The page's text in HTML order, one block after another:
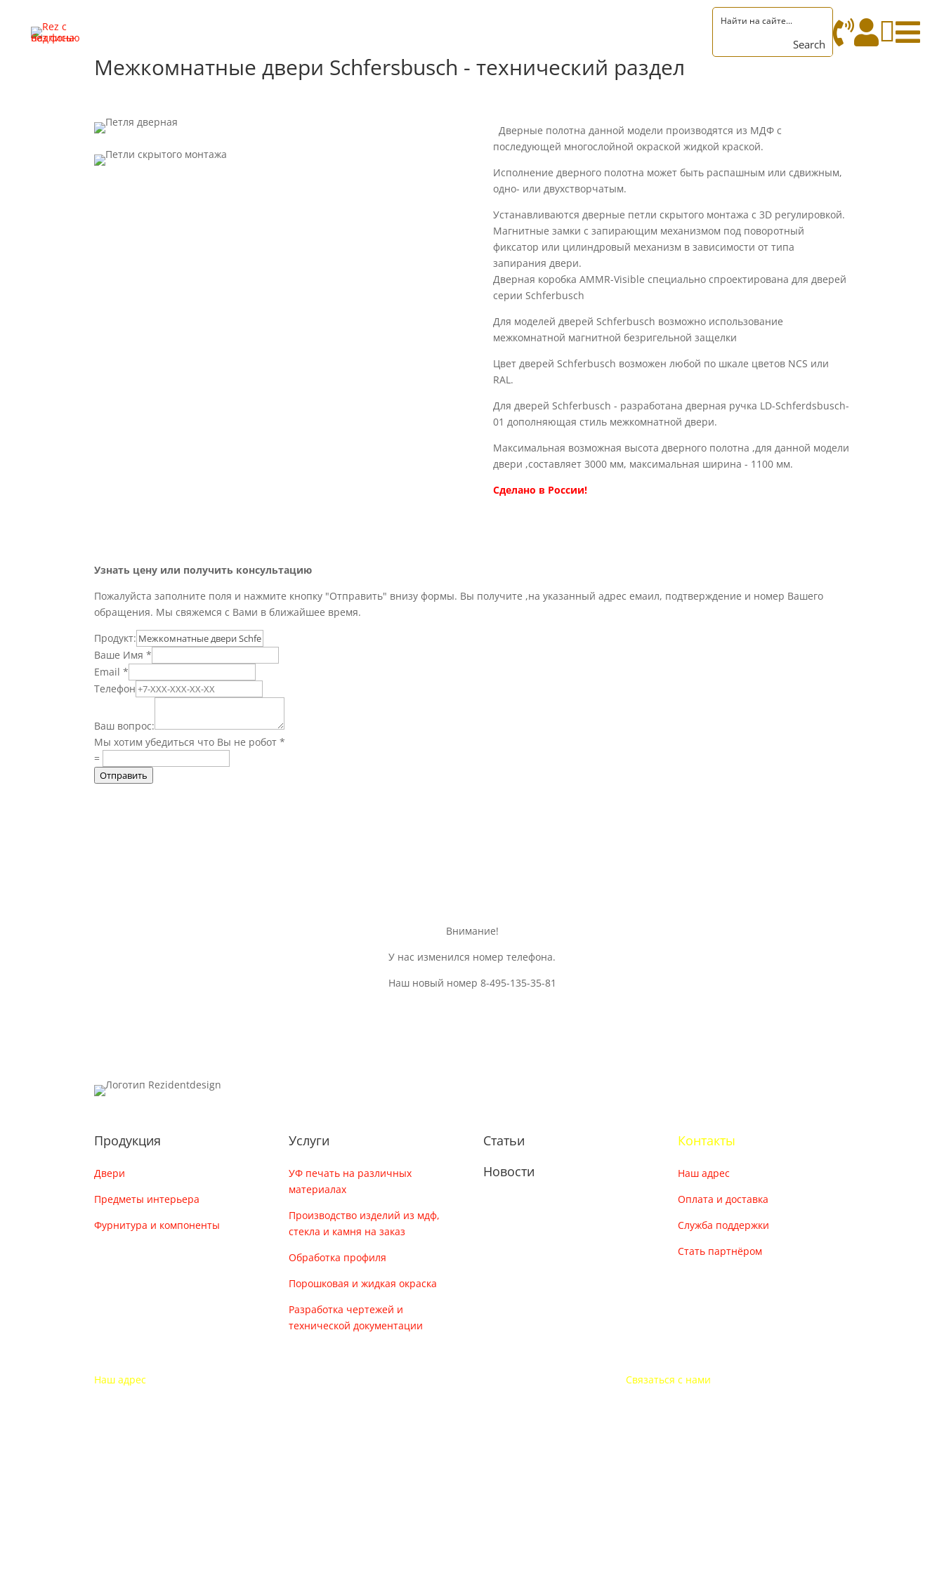
Search 
Межкомнатные двери Schfersbusch - технический раздел
Дверные полотна данной модели производятся из МДФ с
последующей многослойной окраской жидкой краской.
Исполнение дверного полотна может быть распашным или сдвижным,
одно- или двухстворчатым.
Устанавливаются дверные петли скрытого монтажа с 3D регулировкой.
Магнитные замки c запирающим механизмом под поворотный
фиксатор или цилиндровый механизм в зависимости от типа
запирания двери.
Дверная коробка AMMR-Visible специально спроектирована для дверей
серии Schferbusch
Для моделей дверей Schferbusch возможно использование
межкомнатной магнитной безригельной защелки
Цвет дверей Schferbusch возможен любой по шкале цветов NCS или
RAL.
Для дверей Schferbusch - разработана дверная ручка LD-Schferdsbusch-
01 дополняющая стиль межкомнатной двери.
Максимальная возможная высота дверного полотна ,для данной модели
двери ,составляет 3000 мм, максимальная ширина - 1100 мм.
Сделано в России!
Узнать цену или получить консультацию
Пожалуйста заполните поля и нажмите кнопку "Отправить" внизу формы. Вы получите ,на указанный адрес емаил, подтверждение и номер Вашего
обращения. Мы свяжемся с Вами в ближайшее время.
Продукт:
Ваше Имя*
Email*
Телефон
Ваш вопрос:
Мы хотим убедиться что Вы не робот*
=
Отправить
Внимание!
У нас изменился номер телефона.
Наш новый номер 8-495-135-35-81
Продукция
Двери
Предметы интерьера
Фурнитура и компоненты
Услуги
УФ печать на различных
материалах
Производство изделий из мдф,
стекла и камня на заказ
Обработка профиля
Порошковая и жидкая окраска
Разработка чертежей и
технической документации
Статьи
Новости
Контакты
Наш адрес
Оплата и доставка
Служба поддержки
Стать партнёром
Наш адрес
Связаться с нами